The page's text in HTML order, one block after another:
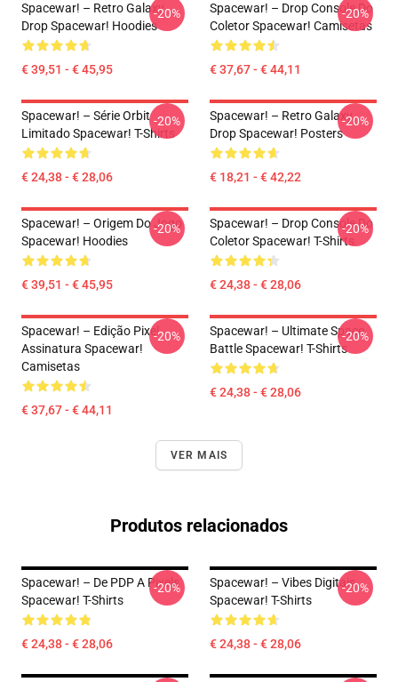
Spacewar! – Retro Galaxy
Drop Spacewar! Hoodies
€ 39,51 - € 45,95
-20%
Spacewar! – Drop Console Do
Coletor Spacewar! Camisetas
€ 37,67 - € 44,11
-20%
Spacewar! – Série Orbit
Limitado Spacewar! T-Shirts
€ 24,38 - € 28,06
-20%
Spacewar! – Retro Galaxy
Drop Spacewar! Posters
€ 18,21 - € 42,22
-20%
Spacewar! – Origem Do Jogo
Spacewar! Hoodies
€ 39,51 - € 45,95
-20%
Spacewar! – Drop Console Do
Coletor Spacewar! T-Shirts
€ 24,38 - € 28,06
-20%
Spacewar! – Edição Pixel
Assinatura Spacewar!
Camisetas
€ 37,67 - € 44,11
-20%
Spacewar! – Ultimate Space
Battle Spacewar! T-Shirts
€ 24,38 - € 28,06
-20%
VER MAIS
Produtos relacionados
Spacewar! – De PDP A Pixels
Spacewar! T-Shirts
€ 24,38 - € 28,06
-20%
Spacewar! – Vibes Digitais
Spacewar! T-Shirts
€ 24,38 - € 28,06
-20%